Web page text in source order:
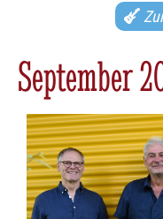
September